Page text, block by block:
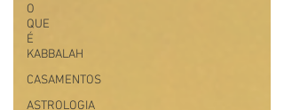
O
QUE
É
KABBALAH
CASAMENTOS
ASTROLOGIA